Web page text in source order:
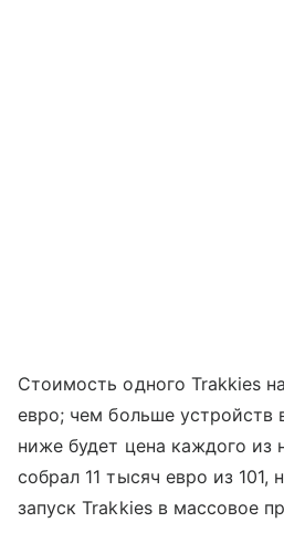
Стоимость одного Trakkies
евро; чем больше устройств
ниже будет цена каждого из
собрал 11 тысяч евро из 101,
запуск Trakkies в массовое